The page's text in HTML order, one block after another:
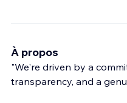
À propos
"We're driven by a
transparency, and a